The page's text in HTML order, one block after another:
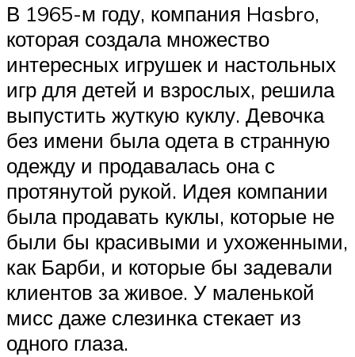
В 1965-м году, компания Hasbro,
которая создала множество
интересных игрушек и настольных
игр для детей и взрослых, решила
выпустить жуткую куклу. Девочка
без имени была одета в странную
одежду и продавалась она с
протянутой рукой. Идея компании
была продавать куклы, которые не
были бы красивыми и ухоженными,
как Барби, и которые бы задевали
клиентов за живое. У маленькой
мисс даже слезинка стекает из
одного глаза.